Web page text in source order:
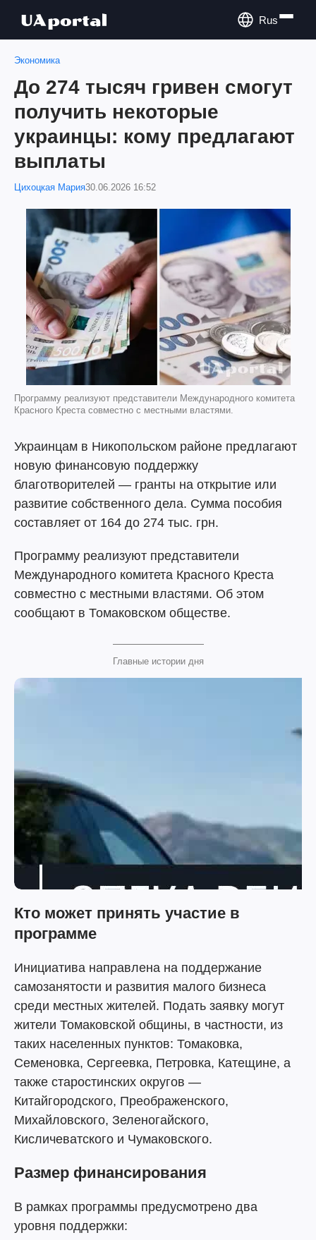
Rus
Экономика
До 274 тысяч гривен смогут
получить некоторые
украинцы: кому предлагают
выплаты
Цихоцкая Мария30.06.2026 16:52
Программу реализуют представители Международного комитета
Красного Креста совместно с местными властями.
Украинцам в Никопольском районе предлагают
новую финансовую поддержку
благотворителей — гранты на открытие или
развитие собственного дела. Сумма пособия
составляет от 164 до 274 тыс. грн.
Программу реализуют представители
Международного комитета Красного Креста
совместно с местными властями. Об этом
сообщают в Томаковском обществе.
Главные истории дня
Кто может принять участие в
программе
Инициатива направлена на поддержание
самозанятости и развития малого бизнеса
среди местных жителей. Подать заявку могут
жители Томаковской общины, в частности, из
таких населенных пунктов: Томаковка,
Семеновка, Сергеевка, Петровка, Катещине, а
также старостинских округов —
Китайгородского, Преображенского,
Михайловского, Зеленогайского,
Кисличеватского и Чумаковского.
Размер финансирования
В рамках программы предусмотрено два
уровня поддержки: